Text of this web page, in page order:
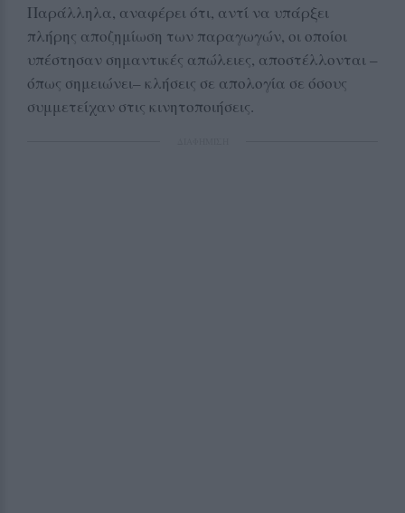
Παράλληλα, αναφέρει ότι, αντί να υπάρξει
πλήρης αποζημίωση των παραγωγών, οι οποίοι
υπέστησαν σημαντικές απώλειες, αποστέλλονται –
όπως σημειώνει– κλήσεις σε απολογία σε όσους
συμμετείχαν στις κινητοποιήσεις.